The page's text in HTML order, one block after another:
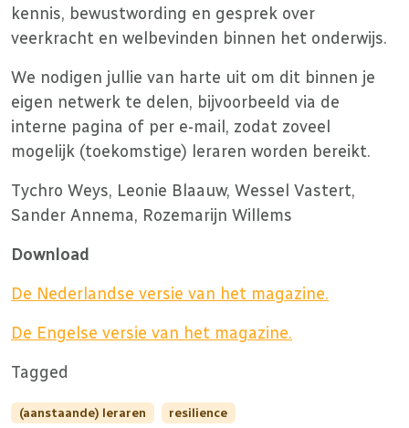
kennis, bewustwording en gesprek over
veerkracht en welbevinden binnen het onderwijs.
We nodigen jullie van harte uit om dit binnen je
eigen netwerk te delen, bijvoorbeeld via de
interne pagina of per e-mail, zodat zoveel
mogelijk (toekomstige) leraren worden bereikt.
Tychro Weys, Leonie Blaauw, Wessel Vastert,
Sander Annema, Rozemarijn Willems
Download
De Nederlandse versie van het magazine.
De Engelse versie van het magazine.
Tagged
(aanstaande) leraren resilience